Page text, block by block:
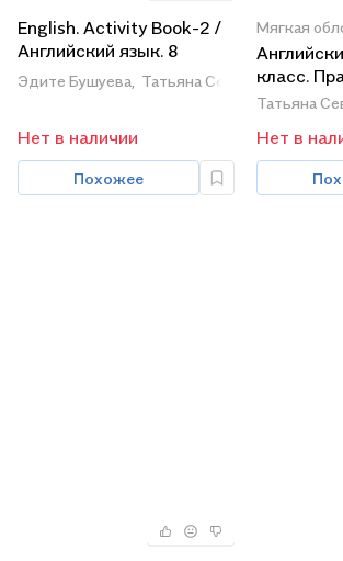
English. Activity Book-2 /
Английский язык. 8
класс: практикум-2
(повышенный уровень)
Эдите Бушуева, Татьяна Севрюкова,
Нет в наличии
Похожее
Мягкая
класс.
Татьяна
Нет в